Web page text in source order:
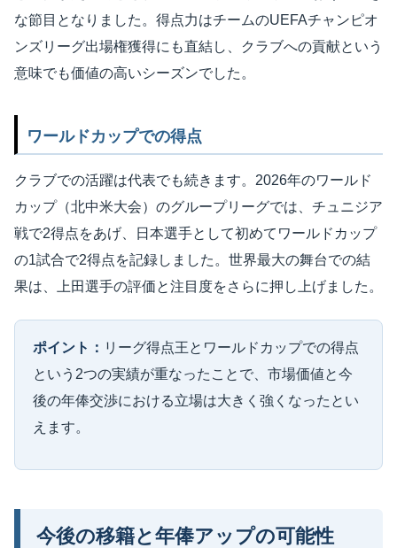
な節目となりました。得点力はチームのUEFAチャンピオ
ンズリーグ出場権獲得にも直結し、クラブへの貢献という
意味でも価値の高いシーズンでした。
ワールドカップでの得点
クラブでの活躍は代表でも続きます。2026年のワールド
カップ（北中米大会）のグループリーグでは、チュニジア
戦で2得点をあげ、日本選手として初めてワールドカップ
の1試合で2得点を記録しました。世界最大の舞台での結
果は、上田選手の評価と注目度をさらに押し上げました。
ポイント： リーグ得点王とワールドカップでの得点
という2つの実績が重なったことで、市場価値と今
後の年俸交渉における立場は大きく強くなったとい
えます。
今後の移籍と年俸アップの可能性